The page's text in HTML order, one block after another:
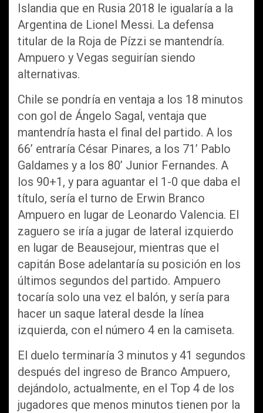
Islandia que en Rusia 2018 le igualaría a la
Argentina de Lionel Messi. La defensa
titular de la Roja de Pízzi se mantendría.
Ampuero y Vegas seguirían siendo
alternativas.
Chile se pondría en ventaja a los 18 minutos
con gol de Ángelo Sagal, ventaja que
mantendría hasta el final del partido. A los
66’ entraría César Pinares, a los 71’ Pablo
Galdames y a los 80’ Junior Fernandes. A
los 90+1, y para aguantar el 1-0 que daba el
título, sería el turno de Erwin Branco
Ampuero en lugar de Leonardo Valencia. El
zaguero se iría a jugar de lateral izquierdo
en lugar de Beausejour, mientras que el
capitán Bose adelantaría su posición en los
últimos segundos del partido. Ampuero
tocaría solo una vez el balón, y sería para
hacer un saque lateral desde la línea
izquierda, con el número 4 en la camiseta.
El duelo terminaría 3 minutos y 41 segundos
después del ingreso de Branco Ampuero,
dejándolo, actualmente, en el Top 4 de los
jugadores que menos minutos tienen por la